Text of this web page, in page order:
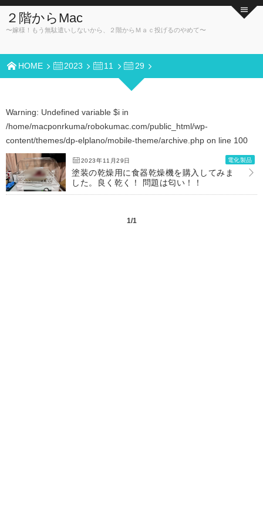
２階からMac
〜嫁様！もう無駄遣いしないから、２階からＭａｃ投げるのやめて〜
HOME 2023 11 29
Warning: Undefined variable $i in
/home/macponrkuma/robokumac.com/public_html/wp-
content/themes/dp-elplano/mobile-theme/archive.php on line 100
2023年11月29日 電化製品
塗装の乾燥用に食器乾燥機を購入してみま
した。良く乾く！ 問題は匂い！！
1/1